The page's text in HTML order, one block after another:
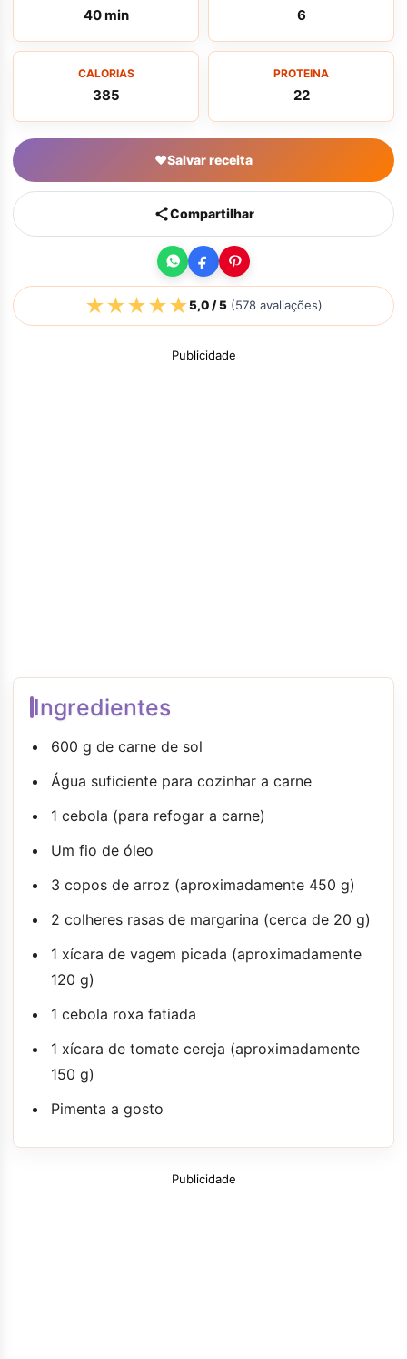
40 min 6
CALORIAS
385
PROTEINA
22
♥Salvar receita
Compartilhar
★★★★★5,0/ 5 (578 avaliações)
Publicidade
Ingredientes
600 g de carne de sol
Água suficiente para cozinhar a carne
1 cebola (para refogar a carne)
Um fio de óleo
3 copos de arroz (aproximadamente 450 g)
2 colheres rasas de margarina (cerca de 20 g)
1 xícara de vagem picada (aproximadamente
120 g)
1 cebola roxa fatiada
1 xícara de tomate cereja (aproximadamente
150 g)
Pimenta a gosto
Publicidade